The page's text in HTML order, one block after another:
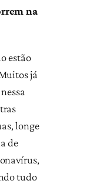
na
estão
já
longe
de
tudo